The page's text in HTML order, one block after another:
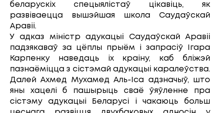
беларускіх спецыялістаў цікавіць, як
развіваецца вышэйшая школа Саудаўскай
Аравіі.
У адказ міністр адукацыі Саудаўскай Аравіі
падзякаваў за цёплы прыём і запрасіў Ігара
Карпенку наведаць іх краіну, каб бліжэй
пазнаёміцца з сістэмай адукацыі каралеўства.
Далей Ахмед Мухамед Аль-Іса адзначыў, што
яны хацелі б пашырыць сваё ўяўленне пра
сістэму адукацыі Беларусі і чакаюць больш